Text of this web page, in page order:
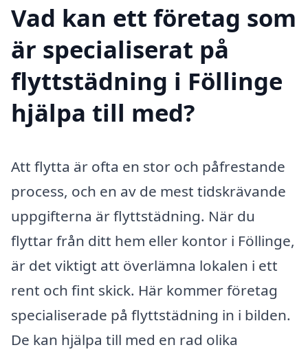
Vad kan ett företag som
är specialiserat på
flyttstädning i Föllinge
hjälpa till med?
Att flytta är ofta en stor och påfrestande
process, och en av de mest tidskrävande
uppgifterna är flyttstädning. När du
flyttar från ditt hem eller kontor i Föllinge,
är det viktigt att överlämna lokalen i ett
rent och fint skick. Här kommer företag
specialiserade på flyttstädning in i bilden.
De kan hjälpa till med en rad olika